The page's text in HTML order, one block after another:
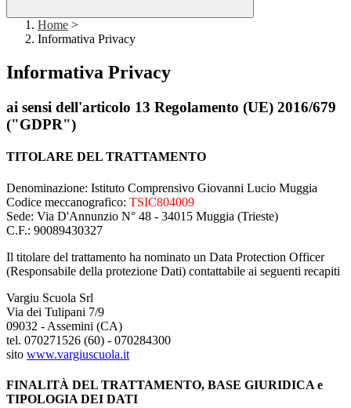
Home >
Informativa Privacy
Informativa Privacy
ai sensi dell'articolo 13 Regolamento (UE) 2016/679
("GDPR")
TITOLARE DEL TRATTAMENTO
Denominazione: Istituto Comprensivo Giovanni Lucio Muggia
Codice meccanografico: TSIC804009
Sede: Via D'Annunzio N° 48 - 34015 Muggia (Trieste)
C.F.: 90089430327
Il titolare del trattamento ha nominato un Data Protection Officer
(Responsabile della protezione Dati) contattabile ai seguenti recapiti
Vargiu Scuola Srl
Via dei Tulipani 7/9
09032 - Assemini (CA)
tel. 070271526 (60) - 070284300
sito www.vargiuscuola.it
FINALITÀ DEL TRATTAMENTO, BASE GIURIDICA e
TIPOLOGIA DEI DATI